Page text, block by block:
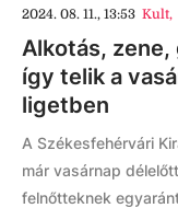
2024. 08. 11., 13:53 Kult,
Alkotás,
így telik a
ligetben
A Székesfehérvári
már vasárnap
felnőtteknek